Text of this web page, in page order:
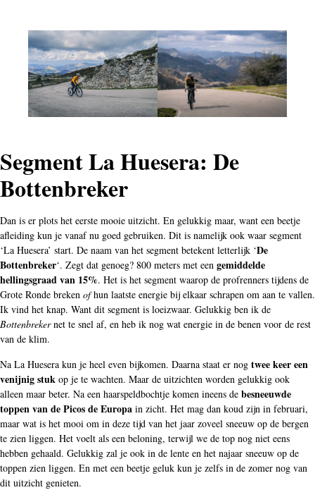
Segment La Huesera: De
Bottenbreker
Dan is er plots het eerste mooie uitzicht. En gelukkig maar, want een beetje
afleiding kun je vanaf nu goed gebruiken. Dit is namelijk ook waar segment
‘La Huesera’ start. De naam van het segment betekent letterlijk ‘De
Bottenbreker‘. Zegt dat genoeg? 800 meters met een gemiddelde
hellingsgraad van 15%. Het is het segment waarop de profrenners tijdens de
Grote Ronde breken ofhun laatste energie bij elkaar schrapen om aan te vallen.
Ik vind het knap. Want dit segment is loeizwaar. Gelukkig ben ik de
Bottenbrekernet te snel af, en heb ik nog wat energie in de benen voor de rest
van de klim.
Na La Huesera kun je heel even bijkomen. Daarna staat er nog twee keer een
venijnig stuk op je te wachten. Maar de uitzichten worden gelukkig ook
alleen maar beter. Na een haarspeldbochtje komen ineens de besneeuwde
toppen van de Picos de Europa in zicht. Het mag dan koud zijn in februari,
maar wat is het mooi om in deze tijd van het jaar zoveel sneeuw op de bergen
te zien liggen. Het voelt als een beloning, terwijl we de top nog niet eens
hebben gehaald. Gelukkig zal je ook in de lente en het najaar sneeuw op de
toppen zien liggen. En met een beetje geluk kun je zelfs in de zomer nog van
dit uitzicht genieten.